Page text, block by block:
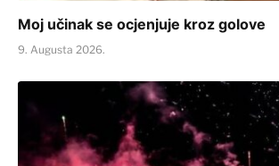
Moj učinak se ocjenjuje kroz golove
9. Augusta 2026.